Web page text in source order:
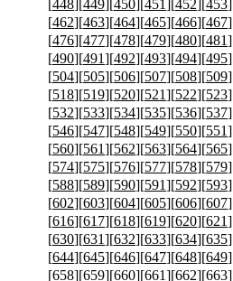
[448][449][450][451][452][453
[462][463][464][465][466][467
[476][477][478][479][480][481
[490][491][492][493][494][495
[504][505][506][507][508][509
[518][519][520][521][522][523
[532][533][534][535][536][537
[546][547][548][549][550][551
[560][561][562][563][564][565
[574][575][576][577][578][579
[588][589][590][591][592][593
[602][603][604][605][606][607
[616][617][618][619][620][621
[630][631][632][633][634][635
[644][645][646][647][648][649
[658][659][660][661][662][663